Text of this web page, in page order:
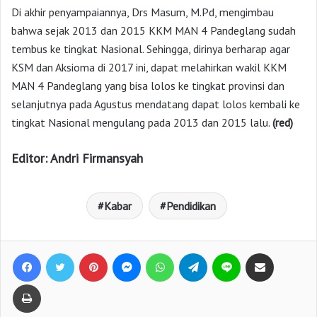
Di akhir penyampaiannya, Drs Masum, M.Pd, mengimbau
bahwa sejak 2013 dan 2015 KKM MAN 4 Pandeglang sudah
tembus ke tingkat Nasional. Sehingga, dirinya berharap agar
KSM dan Aksioma di 2017 ini, dapat melahirkan wakil KKM
MAN 4 Pandeglang yang bisa lolos ke tingkat provinsi dan
selanjutnya pada Agustus mendatang dapat lolos kembali ke
tingkat Nasional mengulang pada 2013 dan 2015 lalu. (red)
Editor: Andri Firmansyah
Kabar Pendidikan